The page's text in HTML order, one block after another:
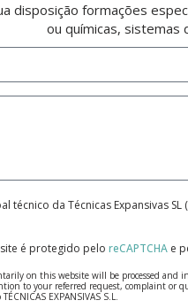
disposição formações
ou químicas, sistemas
da Técnicas Expansivas
site é protegido pelo reCAPTCHA e
on this website will be processed
to your referred request, complaint
EXPANSIVAS S.L.